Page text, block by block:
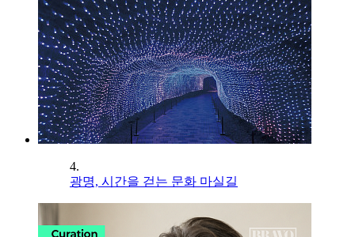
4.
광명, 시간을 걷는 문화 마실길